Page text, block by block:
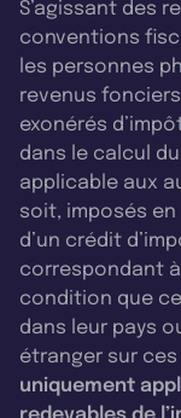
S’agissant des
conventions
les personnes
revenus
exonérés
dans le calcul
applicable aux
soit, imposés
d’un crédit
correspondant
condition que
dans leur pays
étranger sur ces
uniquement